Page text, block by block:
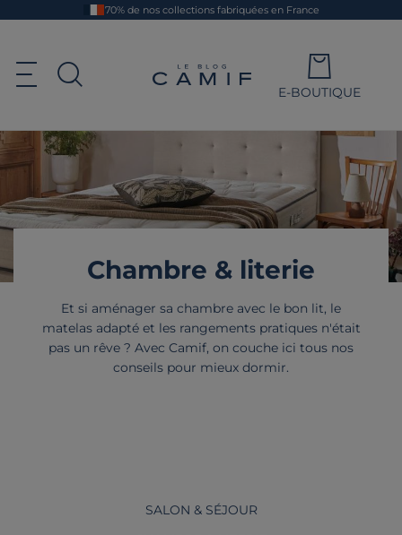
au
70% de nos collections fabriquées en France
Ouvrir le menu de navigation
Le blog Camif
E-BOUTIQUE
Chambre & literie
Et si aménager sa chambre avec le bon lit, le
matelas adapté et les rangements pratiques n'était
pas un rêve ? Avec Camif, on couche ici tous nos
conseils pour mieux dormir.
SALON & SÉJOUR